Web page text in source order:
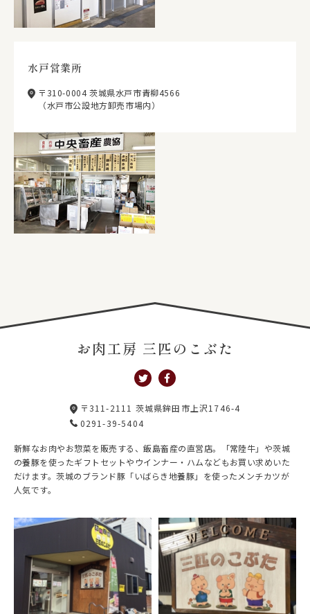
水戸営業所
〒310-0004 茨城県水戸市青柳4566
（水戸市公設地方卸売市場内）
お肉工房 三匹のこぶた
〒311-2111 茨城県鉾田市上沢1746-4
0291-39-5404
新鮮なお肉やお惣菜を販売する、飯島畜産の直営店。「常陸牛」や茨城
の養豚を使ったギフトセットやウインナー・ハムなどもお買い求めいた
だけます。茨城のブランド豚「いばらき地養豚」を使ったメンチカツが
人気です。